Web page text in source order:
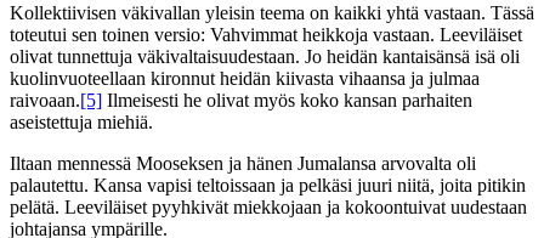
Kollektiivisen väkivallan yleisin teema on kaikki yhtä vastaan. Tässä
toteutui sen toinen versio: Vahvimmat heikkoja vastaan. Leeviläiset
olivat tunnettuja väkivaltaisuudestaan. Jo heidän kantaisänsä isä oli
kuolinvuoteellaan kironnut heidän kiivasta vihaansa ja julmaa
raivoaan.[5] Ilmeisesti he olivat myös koko kansan parhaiten
aseistettuja miehiä.
Iltaan mennessä Mooseksen ja hänen Jumalansa arvovalta oli
palautettu. Kansa vapisi teltoissaan ja pelkäsi juuri niitä, joita pitikin
pelätä. Leeviläiset pyyhkivät miekkojaan ja kokoontuivat uudestaan
johtajansa ympärille.